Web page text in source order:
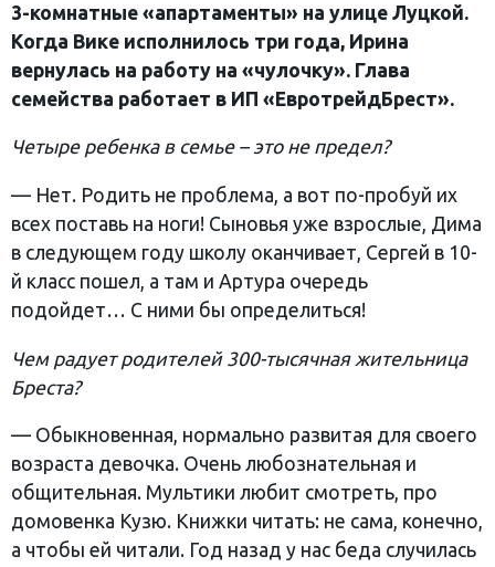
3-комнатные «апартаменты» на улице Луцкой.
Когда Вике исполнилось три года, Ирина
вернулась на работу на «чулочку». Глава
семейства работает в ИП «ЕвротрейдБрест».
Четыре ребенка в семье – это не предел?
— Нет. Родить не проблема, а вот по-пробуй их
всех поставь на ноги! Сыновья уже взрослые, Дима
в следующем году школу оканчивает, Сергей в 10-
й класс пошел, а там и Артура очередь
подойдет… С ними бы определиться!
Чем радует родителей 300-тысячная жительница
Бреста?
— Обыкновенная, нормально развитая для своего
возраста девочка. Очень любознательная и
общительная. Мультики любит смотреть, про
домовенка Кузю. Книжки читать: не сама, конечно,
а чтобы ей читали. Год назад у нас беда случилась